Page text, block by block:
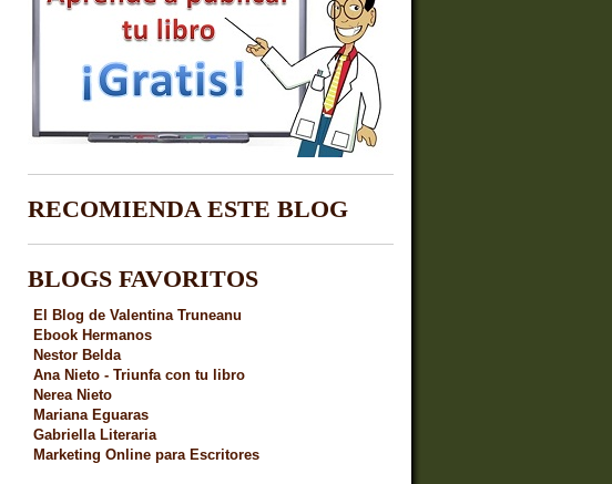
RECOMIENDA ESTE BLOG
BLOGS FAVORITOS
El Blog de Valentina Truneanu
Ebook Hermanos
Nestor Belda
Ana Nieto - Triunfa con tu libro
Nerea Nieto
Mariana Eguaras
Gabriella Literaria
Marketing Online para Escritores